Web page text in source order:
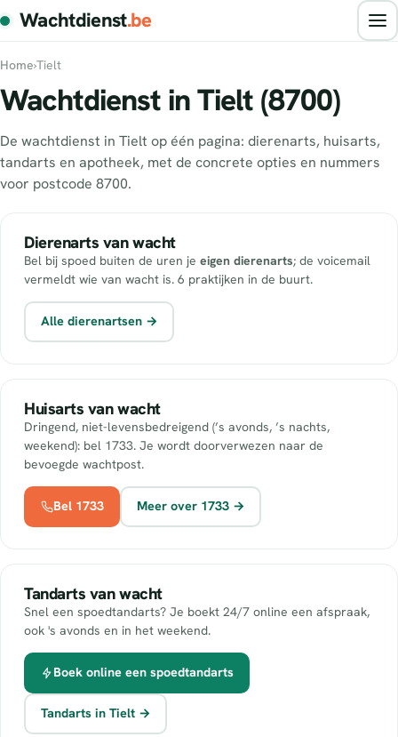
Wachtdienst.be
Home›Tielt
Wachtdienst in Tielt (8700)
De wachtdienst in Tielt op één pagina: dierenarts, huisarts,
tandarts en apotheek, met de concrete opties en nummers
voor postcode 8700.
Dierenarts van wacht
Bel bij spoed buiten de uren je eigen dierenarts; de voicemail
vermeldt wie van wacht is. 6 praktijken in de buurt.
Alle dierenartsen →
Huisarts van wacht
Dringend, niet-levensbedreigend (’s avonds, ’s nachts,
weekend): bel 1733. Je wordt doorverwezen naar de
bevoegde wachtpost.
Bel 1733 Meer over 1733 →
Tandarts van wacht
Snel een spoedtandarts? Je boekt 24/7 online een afspraak,
ook 's avonds en in het weekend.
Boek online een spoedtandarts
Tandarts in Tielt →